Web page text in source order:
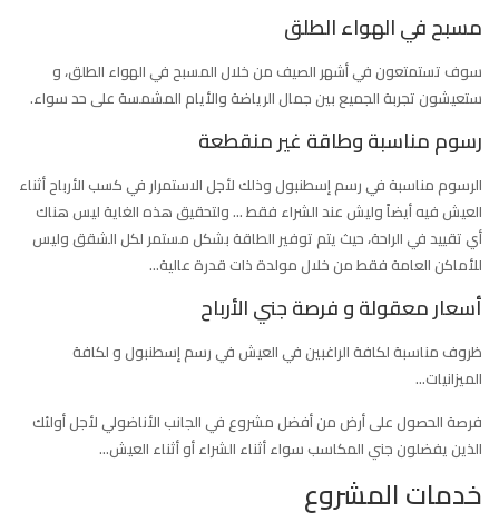
مسبح في الهواء الطلق
سوف تستمتعون في أشهر الصيف من خلال المسبح في الهواء الطلق، و
ستعيشون تجربة الجميع بين جمال الرياضة والأيام المشمسة على حد سواء.
رسوم مناسبة وطاقة غير منقطعة
الرسوم مناسبة في رسم إسطنبول وذلك لأجل الاستمرار في كسب الأرباح أثناء
العيش فيه أيضاً وليش عند الشراء فقط … ولتحقيق هذه الغاية ليس هناك
أي تقييد في الراحة، حيث يتم توفير الطاقة بشكل مستمر لكل الشقق وليس
للأماكن العامة فقط من خلال مولدة ذات قدرة عالية…
أسعار معقولة و فرصة جني الأرباح
ظروف مناسبة لكافة الراغبين في العيش في رسم إسطنبول و لكافة
الميزانيات…
فرصة الحصول على أرض من أفضل مشروع في الجانب الأناضولي لأجل أولئك
الذين يفضلون جني المكاسب سواء أثناء الشراء أو أثناء العيش…
خدمات المشروع